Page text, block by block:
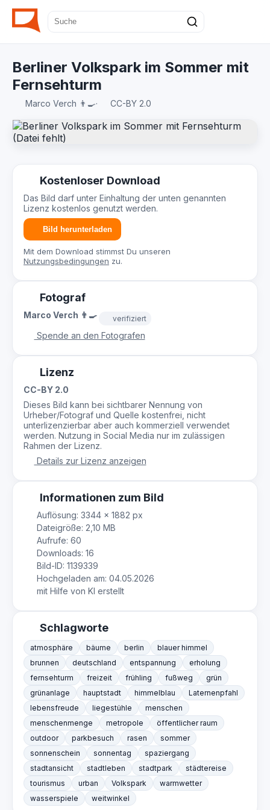
Berliner Volkspark im Sommer mit
Fernsehturm
Marco Verch 👨‍🍳· CC-BY 2.0
Kostenloser Download
Das Bild darf unter Einhaltung der unten genannten
Lizenz kostenlos genutzt werden.
Bild herunterladen
Mit dem Download stimmst Du unseren
Nutzungsbedingungen zu.
Fotograf
Marco Verch 👨‍🍳 verifiziert
Spende an den Fotografen
Lizenz
CC-BY 2.0
Dieses Bild kann bei sichtbarer Nennung von
Urheber/Fotograf und Quelle kostenfrei, nicht
unterlizenzierbar aber auch kommerziell verwendet
werden. Nutzung in Social Media nur im zulässigen
Rahmen der Lizenz.
Details zur Lizenz anzeigen
Informationen zum Bild
Auflösung: 3344 × 1882 px
Dateigröße: 2,10 MB
Aufrufe: 60
Downloads: 16
Bild-ID: 1139339
Hochgeladen am: 04.05.2026
mit Hilfe von KI erstellt
Schlagworte
atmosphäre bäume berlin
blauer himmel
brunnen
deutschland entspannung
erholung
fernsehturm
freizeit frühling fußweg
grün
grünanlage
hauptstadt himmelblau
Laternenpfahl
lebensfreude
liegestühle
menschen
menschenmenge
metropole
öffentlicher raum
outdoor
parkbesuch rasen
sommer
sonnenschein
sonnentag
spaziergang
stadtansicht
stadtleben stadtpark
städtereise
tourismus
urban Volkspark
warmwetter
wasserspiele
weitwinkel